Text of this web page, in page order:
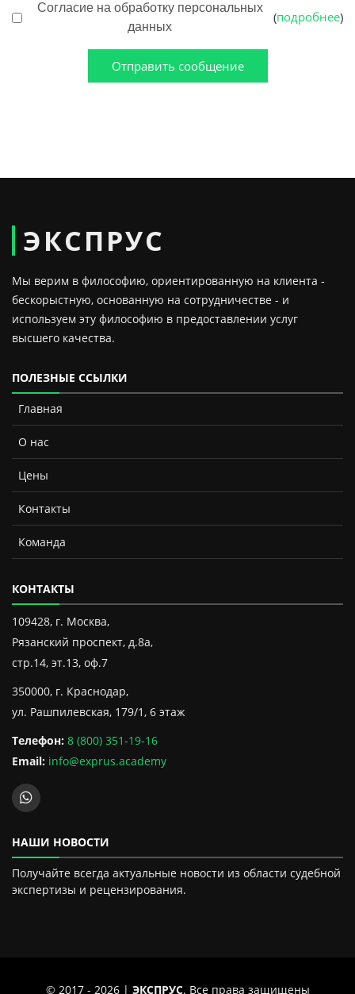
Согласие на обработку персональных
данных
(подробнее)
Отправить сообщение
ЭКСПРУС
Мы верим в философию, ориентированную на клиента -
бескорыстную, основанную на сотрудничестве - и
используем эту философию в предоставлении услуг
высшего качества.
ПОЛЕЗНЫЕ ССЫЛКИ
Главная
О нас
Цены
Контакты
Команда
КОНТАКТЫ
109428, г. Москва,
Рязанский проспект, д.8а,
стр.14, эт.13, оф.7
350000, г. Краснодар,
ул. Рашпилевская, 179/1, 6 этаж
Телефон: 8 (800) 351-19-16
Email: info@exprus.academy
НАШИ НОВОСТИ
Получайте всегда актуальные новости из области судебной
экспертизы и рецензирования.
© 2017 - 2026 | ЭКСПРУС. Все права защищены